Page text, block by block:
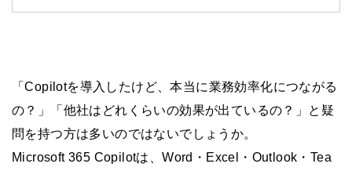
「Copilotを導入したけど、本当に業務効率化につながる
の？」「他社はどれくらいの効果が出ているの？」と疑
問を持つ方は多いのではないでしょうか。
Microsoft 365 Copilotは、Word・Excel・Outlook・Tea